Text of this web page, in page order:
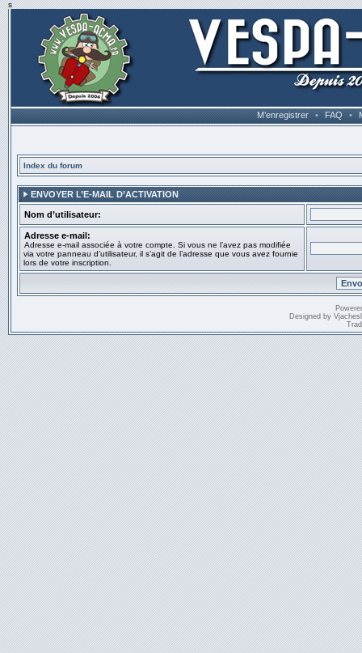
s
M’enregistrer • FAQ •
Index du forum
ENVOYER L’E-MAIL D’ACTIVATION
Nom d’utilisateur:
Adresse e-mail:
Adresse e-mail associée à votre compte. Si vous ne l’avez pas modifiée
via votre panneau d’utilisateur, il s’agit de l’adresse que vous avez fournie
lors de votre inscription.
Designed by